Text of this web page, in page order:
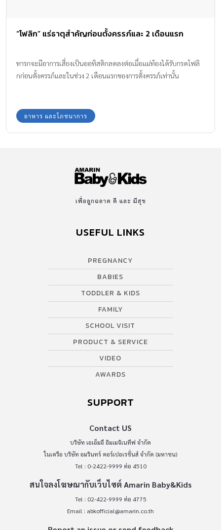
“โฟลิก” แร่ธาตุสำคัญก่อนตั้งครรภ์และ 2 เดือนแรก
ทารกจะมีอาการเสี่ยงเป็นออทิสติกลดลงต่อเมื่อแม่ท้องได้รับกรดโฟลิ
กก่อนตั้งครรภ์และในช่วง 2 เดือนแรกของการตั้งครรภ์เท่านั้น
อาหาร และโภชนาการ
เพื่อลูกฉลาด ดี และ มีสุข
USEFUL LINKS
PREGNANCY
BABIES
TODDLER & KIDS
FAMILY
SCHOOL VISIT
PRODUCT & SERVICE
VIDEO
AWARDS
SUPPORT
Contact US
บริษัท เอเอ็มอี อิมเมจิเนทีฟ จำกัด
ในเครือ บริษัท อมรินทร์ คอร์เปอเรชั่นส์ จำกัด (มหาชน)
Tel : 0-2422-9999 ต่อ 4510
สนใจลงโฆษณากับเว็บไซต์ Amarin Baby&Kids
Tel : 02-422-9999 ต่อ 4775
Email : abkofficial@amarin.co.th